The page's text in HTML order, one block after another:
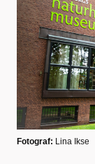
Fotograf: Lina Ikse